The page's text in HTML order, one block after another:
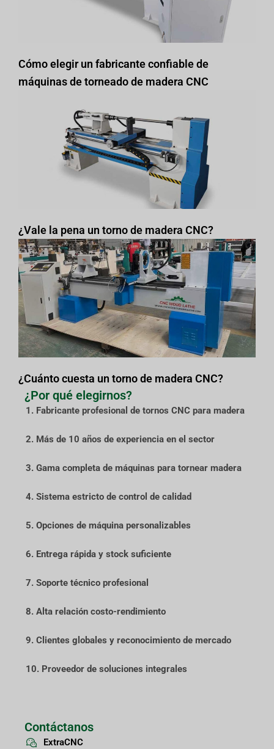
Cómo elegir un fabricante confiable de
máquinas de torneado de madera CNC
¿Vale la pena un torno de madera CNC?
¿Cuánto cuesta un torno de madera CNC?
¿Por qué elegirnos?
1. Fabricante profesional de tornos CNC para madera
2. Más de 10 años de experiencia en el sector
3. Gama completa de máquinas para tornear madera
4. Sistema estricto de control de calidad
5. Opciones de máquina personalizables
6. Entrega rápida y stock suficiente
7. Soporte técnico profesional
8. Alta relación costo-rendimiento
9. Clientes globales y reconocimiento de mercado
10. Proveedor de soluciones integrales
Contáctanos
ExtraCNC